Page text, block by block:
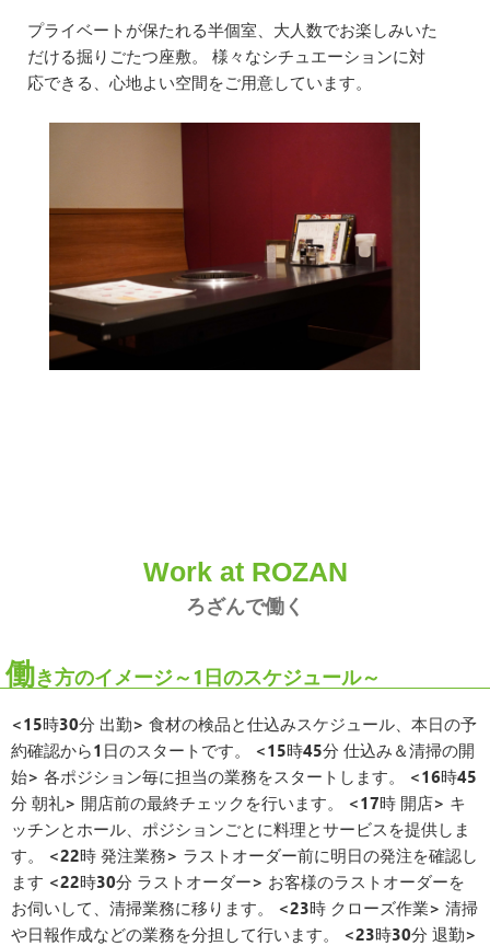
プライベートが保たれる半個室、大人数でお楽しみいた
だける掘りごたつ座敷。 様々なシチュエーションに対
応できる、心地よい空間をご用意しています。
Work at ROZAN
ろざんで働く
働き方のイメージ～1日のスケジュール～
<15時30分 出勤> 食材の検品と仕込みスケジュール、本日の予
約確認から1日のスタートです。 <15時45分 仕込み＆清掃の開
始> 各ポジション毎に担当の業務をスタートします。 <16時45
分 朝礼> 開店前の最終チェックを行います。 <17時 開店> キ
ッチンとホール、ポジションごとに料理とサービスを提供しま
す。 <22時 発注業務> ラストオーダー前に明日の発注を確認し
ます <22時30分 ラストオーダー> お客様のラストオーダーを
お伺いして、清掃業務に移ります。 <23時 クローズ作業> 清掃
や日報作成などの業務を分担して行います。 <23時30分 退勤>